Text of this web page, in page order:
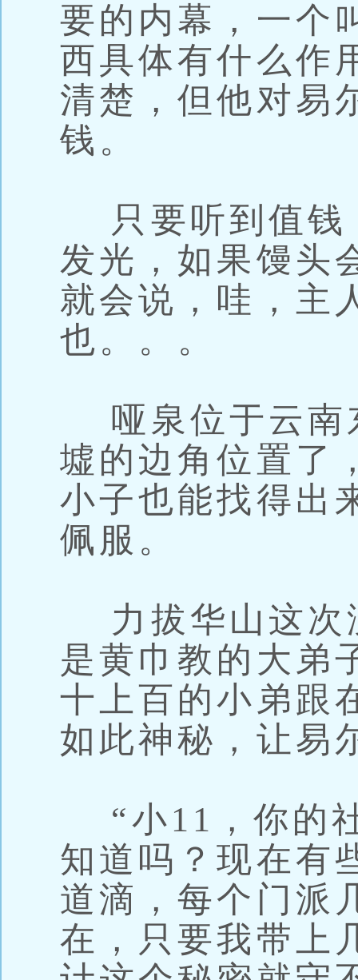
要的内幕，一个
西具体有什么作
清楚，但他对易
钱。
只要听到值钱
发光，如果馒头
就会说，哇，主
也。。。
哑泉位于云南
墟的边角位置了
小子也能找得出
佩服。
力拔华山这次
是黄巾教的大弟
十上百的小弟跟
如此神秘，让易
“小11，你的
知道吗？现在有
道滴，每个门派
在，只要我带上